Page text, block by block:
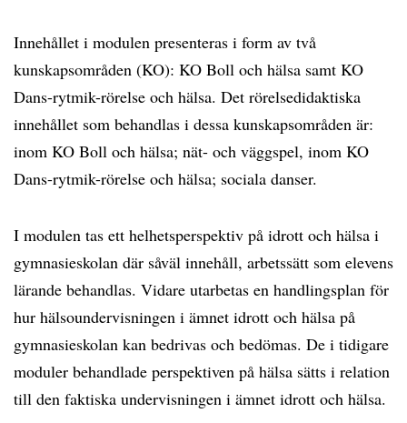
Innehållet i modulen presenteras i form av två
kunskapsområden (KO): KO Boll och hälsa samt KO
Dans-rytmik-rörelse och hälsa. Det rörelsedidaktiska
innehållet som behandlas i dessa kunskapsområden är:
inom KO Boll och hälsa; nät- och väggspel, inom KO
Dans-rytmik-rörelse och hälsa; sociala danser.
I modulen tas ett helhetsperspektiv på idrott och hälsa i
gymnasieskolan där såväl innehåll, arbetssätt som elevens
lärande behandlas. Vidare utarbetas en handlingsplan för
hur hälsoundervisningen i ämnet idrott och hälsa på
gymnasieskolan kan bedrivas och bedömas. De i tidigare
moduler behandlade perspektiven på hälsa sätts i relation
till den faktiska undervisningen i ämnet idrott och hälsa.